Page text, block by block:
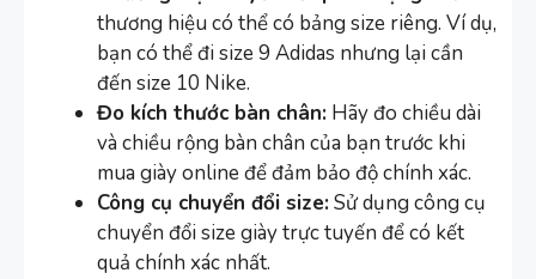
thương hiệu có thể có bảng size riêng. Ví dụ,
bạn có thể đi size 9 Adidas nhưng lại cần
đến size 10 Nike.
Đo kích thước bàn chân: Hãy đo chiều dài
và chiều rộng bàn chân của bạn trước khi
mua giày online để đảm bảo độ chính xác.
Công cụ chuyển đổi size:Sử dụng công cụ
chuyển đổi size giày trực tuyến để có kết
quả chính xác nhất.